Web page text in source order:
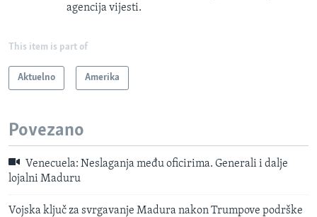
agencija vijesti.
This item is part of
Aktuelno Amerika
Povezano
Venecuela: Neslaganja među oficirima. Generali i dalje
lojalni Maduru
Vojska ključ za svrgavanje Madura nakon Trumpove podrške